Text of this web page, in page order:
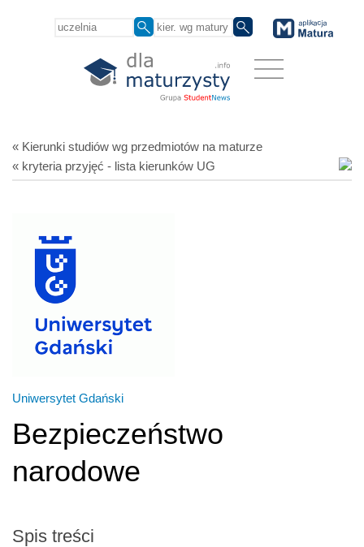
« Kierunki studiów wg przedmiotów na maturze
« kryteria przyjęć - lista kierunków UG
Uniwersytet Gdański
Bezpieczeństwo
narodowe
Spis treści